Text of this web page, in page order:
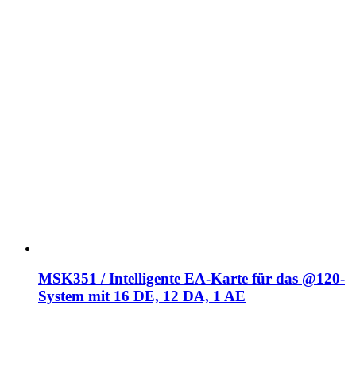
MSK351 / Intelligente EA-Karte für das @120-
System mit 16 DE, 12 DA, 1 AE